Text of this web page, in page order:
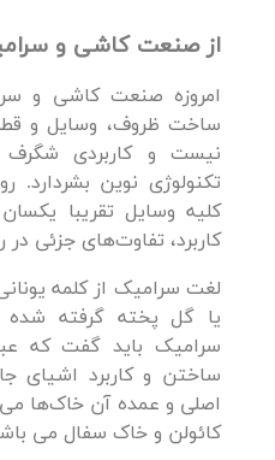
از صنعت کاشی و
امروزه صنعت کاشی و
ساخت ظروف، وسایل و
نیست و کاربردی
تکنولوژی نوین
کلیه وسایل تقریبا
کاربرد، تفاوت‌های جزئی در
لغت سرامیک از کلمه
یا گل پخته گرفته
سرامیک باید گفت که
ساختن و کاربرد اشیای
اصلی و عمده آن خاک‌ها
کائولن و خاک سفال می